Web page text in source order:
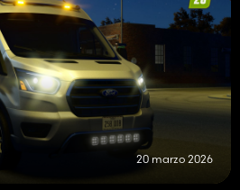
20 marzo 2026